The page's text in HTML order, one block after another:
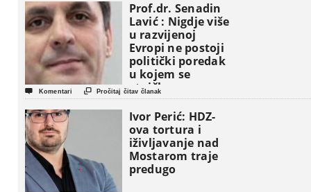
Prof.dr. Senadin
Lavić : Nigdje više
u razvijenoj
Evropi ne postoji
politički poredak
u kojem se
etničke grupe
pojavljuju kao
osnovne
političke jedinice
 Komentari  Pročitaj čitav članak
Ivor Perić: HDZ-
ova tortura i
iživljavanje nad
Mostarom traje
predugo